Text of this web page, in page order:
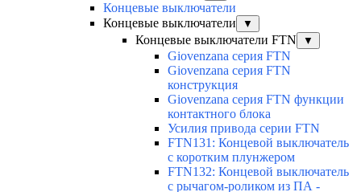
Концевые выключатели
Концевые выключатели
▼
Концевые выключатели FTN ▼
Giovenzana серия FTN
Giovenzana серия FTN
конструкция
Giovenzana серия FTN функции
контактного блока
Усилия привода серии FTN
FTN131: Концевой выключатель
с коротким плунжером
FTN132: Концевой выключатель
с рычагом-роликом из ПА -